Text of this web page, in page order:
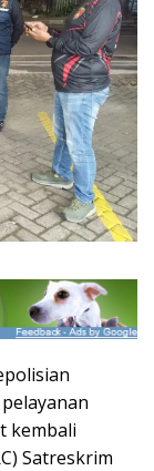
kembali
Satreskrim